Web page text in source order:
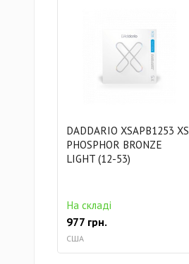
DADDARIO XSAPB1253 XS
PHOSPHOR BRONZE
LIGHT (12-53)
На складі
977 грн.
США